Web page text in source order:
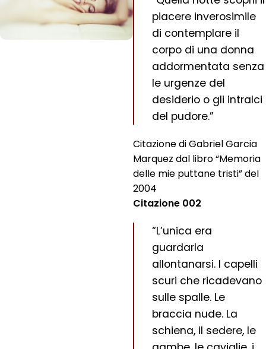
piacere inverosimile
di contemplare il
corpo di una donna
addormentata senza
le urgenze del
desiderio o gli intralci
del pudore.”
Citazione di Gabriel Garcia
Marquez dal libro “Memoria
delle mie puttane tristi” del
2004
Citazione 002
“L’unica era
guardarla
allontanarsi. I capelli
scuri che ricadevano
sulle spalle. Le
braccia nude. La
schiena, il sedere, le